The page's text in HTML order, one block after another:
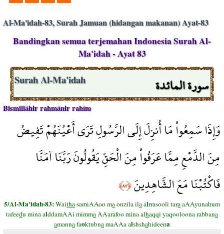
Al-Ma'idah-83, Surah Jamuan (hidangan makanan) Ayat-83
Bandingkan semua terjemahan Indonesia Surah Al-
Ma'idah - Ayat 83
سورة المائدة Surah Al-Ma'idah
Bismillāhir rahmānir rahīm
وَإِذَا سَمِعُواْ مَا أُنزِلَ إِلَى الرَّسُولِ تَرَى أَعْيُنَهُمْ تَفِيضُ
مِنَ الدَّمْعِ مِمَّا عَرَفُواْ مِنَ الْحَقِّ يَقُولُونَ رَبَّنَا آمَنَّا
فَاكْتُبْنَا مَعَ الشَّاهِدِينَ﴿٨٣﴾
5/Al-Ma'idah-83:WaithasamiAAoo maonzila ilaalrrasooli taraaAAyunahum
tafeedu mina alddamAAi mimmaAAarafoo mina alhaqqi yaqooloona rabbana
amannafaoktubnamaAAa alshshahideena